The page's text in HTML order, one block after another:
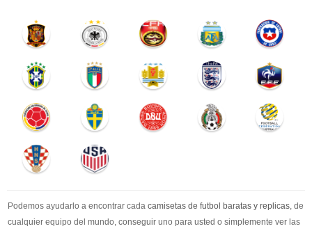
Podemos ayudarlo a encontrar cada camisetas de futbol baratas y replicas, de
cualquier equipo del mundo, conseguir uno para usted o simplemente ver las